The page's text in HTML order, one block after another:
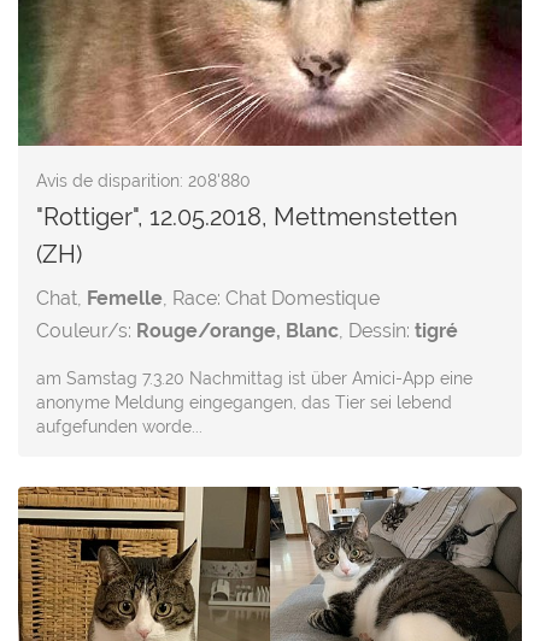
Avis de disparition: 208'880
"Rottiger", 12.05.2018, Mettmenstetten
(ZH)
Chat, Femelle, Race: Chat Domestique
Couleur/s: Rouge/orange, Blanc, Dessin: tigré
am Samstag 7.3.20 Nachmittag ist über Amici-App eine
anonyme Meldung eingegangen, das Tier sei lebend
aufgefunden worde...